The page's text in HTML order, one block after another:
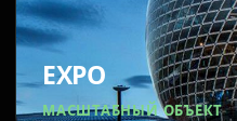
EXPO
МАСШТАБНЫЙ ОБЪЕКТ